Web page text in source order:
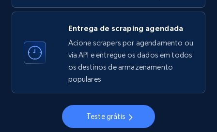
Instagram - Profiles - Collect profile
information by user name
business account, Is professional account, Is
verified, and more.
Entrega de scraping agendada
Acione scrapers por agendamento ou
via API e entregue os dados em todos
os destinos de armazenamento
populares
Teste grátis